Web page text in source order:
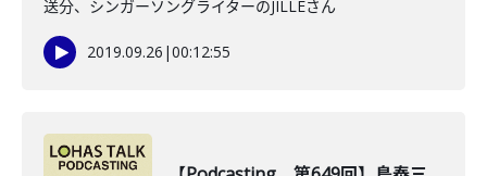
送分、シンガーソングライターのJILLEさん
2019.09.26 |00:12:55